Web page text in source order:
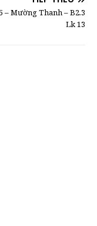
– Mường Thanh – B2.3
Lk 13